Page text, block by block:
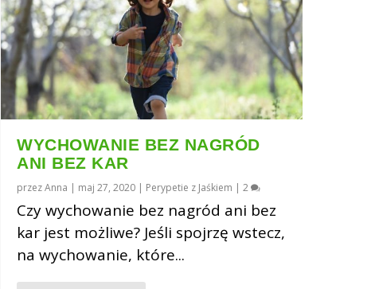
WYCHOWANIE BEZ NAGRÓD
ANI BEZ KAR
przezAnna | maj 27, 2020 | Perypetie z Jaśkiem |2
Czy wychowanie bez nagród ani bez
kar jest możliwe? Jeśli spojrzę wstecz,
na wychowanie, które...